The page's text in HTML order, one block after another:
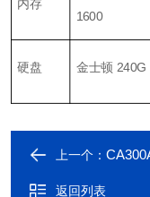
内存
1600
硬盘 金士顿 240G
上一个：
返回列表